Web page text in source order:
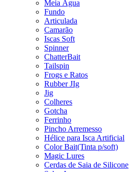
Meia Água
Fundo
Articulada
Camarão
Iscas Soft
Spinner
ChatterBait
Tailspin
Frogs e Ratos
Rubber JIg
Jig
Colheres
Gotcha
Ferrinho
Pincho Arremesso
Hélice para Isca Artificial
Color Bait(Tinta p/soft)
Magic Lures
Cerdas de Saia de Silicone